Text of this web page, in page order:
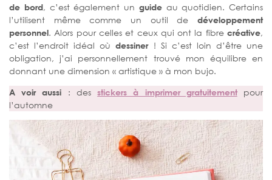
de bord, c’est également un guideau quotidien. Certains
l’utilisent même comme un outil de développement
personnel. Alors pour celles et ceux qui ont la fibre créative,
c’est l’endroit idéal oùdessiner! Si c’est loin d’être une
obligation, j’ai personnellement trouvé mon équilibre en
donnant une dimension « artistique » à mon bujo.
A voir aussi : desstickers à imprimer gratuitementpour
l’automne